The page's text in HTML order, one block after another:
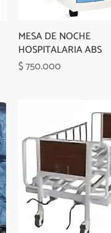
MESA DE NOCHE
HOSPITALARIA ABS
Precio
$ 750.000